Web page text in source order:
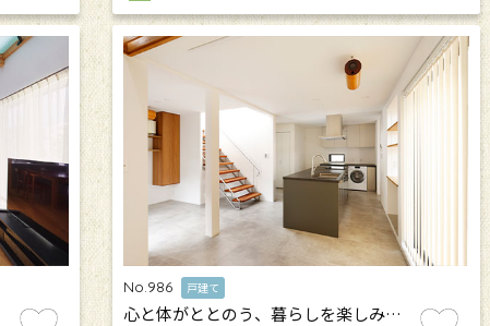
No.986 戸建て
心と体がととのう、暮らしを楽しみ…